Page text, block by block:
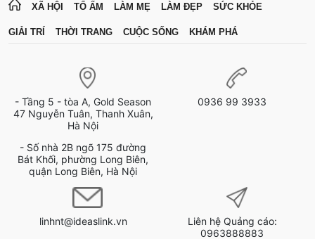
XÃ HỘI TỔ ẤM LÀM MẸ LÀM ĐẸP SỨC KHỎE
GIẢI TRÍ THỜI TRANG CUỘC SỐNG KHÁM PHÁ
- Tầng 5 - tòa A, Gold Season
47 Nguyễn Tuân, Thanh Xuân,
Hà Nội
- Số nhà 2B ngõ 175 đường
Bát Khối, phường Long Biên,
quận Long Biên, Hà Nội
0936 99 3933
linhnt@ideaslink.vn
Liên hệ Quảng cáo:
0963888883